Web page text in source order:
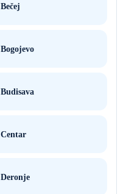
Bečej
Bogojevo
Budisava
Centar
Deronje